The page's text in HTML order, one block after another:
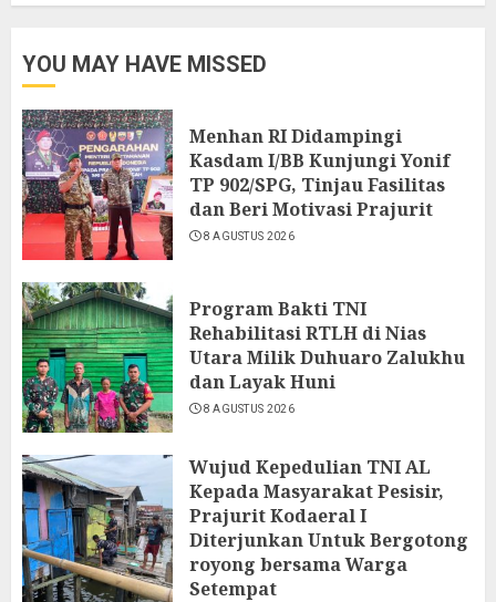
YOU MAY HAVE MISSED
Menhan RI Didampingi
Kasdam I/BB Kunjungi Yonif
TP 902/SPG, Tinjau Fasilitas
dan Beri Motivasi Prajurit
8 AGUSTUS 2026
Program Bakti TNI
Rehabilitasi RTLH di Nias
Utara Milik Duhuaro Zalukhu
dan Layak Huni
8 AGUSTUS 2026
Wujud Kepedulian TNI AL
Kepada Masyarakat Pesisir,
Prajurit Kodaeral I
Diterjunkan Untuk Bergotong
royong bersama Warga
Setempat